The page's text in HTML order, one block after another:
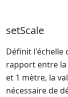
setScale
Définit l'échelle
rapport entre
et 1 mètre, la
nécessaire de